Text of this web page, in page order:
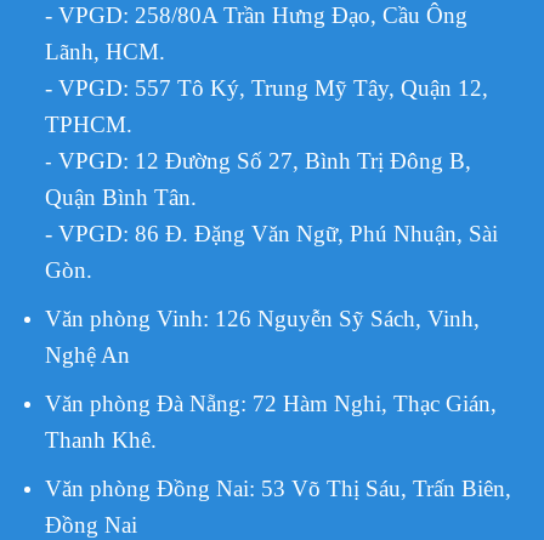
- VPGD: 258/80A Trần Hưng Đạo, Cầu Ông
Lãnh, HCM.
- VPGD: 557 Tô Ký, Trung Mỹ Tây, Quận 12,
TPHCM.
- VPGD: 12 Đường Số 27, Bình Trị Đông B,
Quận Bình Tân.
- VPGD: 86 Đ. Đặng Văn Ngữ, Phú Nhuận, Sài
Gòn.
Văn phòng Vinh: 126 Nguyễn Sỹ Sách, Vinh,
Nghệ An
Văn phòng Đà Nẵng: 72 Hàm Nghi, Thạc Gián,
Thanh Khê.
Văn phòng Đồng Nai: 53 Võ Thị Sáu, Trấn Biên,
Đồng Nai